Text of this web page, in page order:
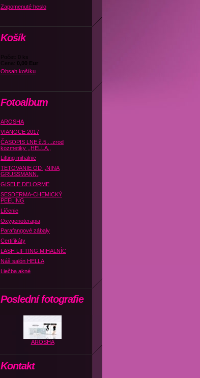
Zapomenuté heslo
Košík
Počet: 0 ks
Cena: 0,00 Eur
Obsah košíku
Fotoalbum
AROSHA
VIANOCE 2017
ČASOPIS LNE č.5....zrod
kozmetiky ,,HELLA,,
Lifting mihalnic
TETOVANIE OD ,,NINA
GRUSSMANN,,
GISELE DELORME
SESDERMA-CHEMICKÝ
PEELING
Líčenie
Oxygenoterapia
Parafangové zábaly
Certifikáty
LASH LIFTING MIHALNÍC
Náš salón HELLA
Liečba akné
Poslední fotografie
AROSHA
Kontakt